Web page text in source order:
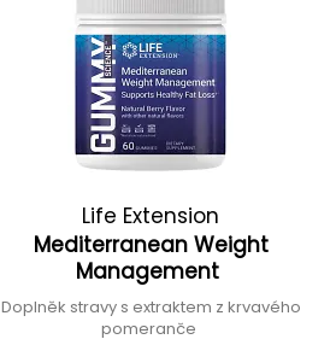
Life Extension
Mediterranean Weight
Management
Doplněk stravy s extraktem z krvavého
pomeranče